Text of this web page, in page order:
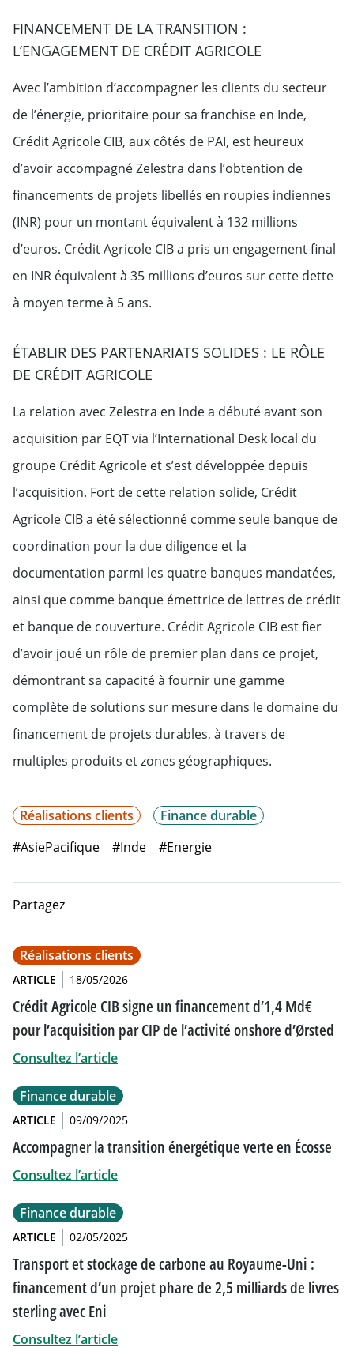
FINANCEMENT DE LA TRANSITION :
L’ENGAGEMENT DE CRÉDIT AGRICOLE
Avec l’ambition d’accompagner les clients du secteur
de l’énergie, prioritaire pour sa franchise en Inde,
Crédit Agricole CIB, aux côtés de PAI, est heureux
d’avoir accompagné Zelestra dans l’obtention de
financements de projets libellés en roupies indiennes
(INR) pour un montant équivalent à 132 millions
d’euros. Crédit Agricole CIB a pris un engagement final
en INR équivalent à 35 millions d’euros sur cette dette
à moyen terme à 5 ans.
ÉTABLIR DES PARTENARIATS SOLIDES : LE RÔLE
DE CRÉDIT AGRICOLE
La relation avec Zelestra en Inde a débuté avant son
acquisition par EQT via l’International Desk local du
groupe Crédit Agricole et s’est développée depuis
l’acquisition. Fort de cette relation solide, Crédit
Agricole CIB a été sélectionné comme seule banque de
coordination pour la due diligence et la
documentation parmi les quatre banques mandatées,
ainsi que comme banque émettrice de lettres de crédit
et banque de couverture. Crédit Agricole CIB est fier
d’avoir joué un rôle de premier plan dans ce projet,
démontrant sa capacité à fournir une gamme
complète de solutions sur mesure dans le domaine du
financement de projets durables, à travers de
multiples produits et zones géographiques.
Réalisations clients
Finance durable
#AsiePacifique
#Inde #Energie
Partagez
Réalisations clients
ARTICLE 18/05/2026
Crédit Agricole CIB signe un financement d’1,4 Md€
pour l’acquisition par CIP de l’activité onshore d’Ørsted
Consultez l’article
Finance durable
ARTICLE 09/09/2025
Accompagner la transition énergétique verte en Écosse
Consultez l’article
Finance durable
ARTICLE 02/05/2025
Transport et stockage de carbone au Royaume-Uni :
financement d’un projet phare de 2,5 milliards de livres
sterling avec Eni
Consultez l’article